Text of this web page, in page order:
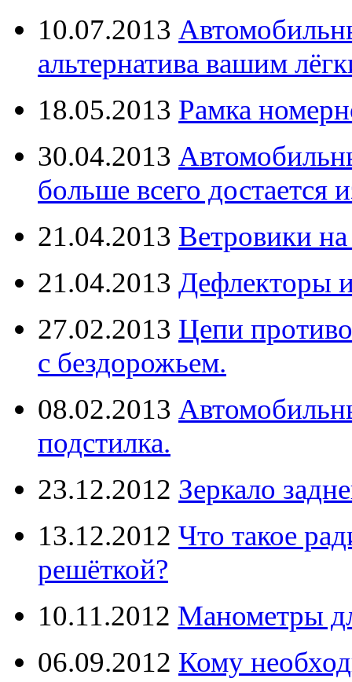
10.07.2013
альтернатива вашим
18.05.2013 Рамка
30.04.2013
больше всего достается
21.04.2013 Ветровики
21.04.2013 Дефлекторы
27.02.2013 Цепи
с бездорожьем.
08.02.2013
подстилка.
23.12.2012 Зеркало
13.12.2012 Что такое
решёткой?
10.11.2012 Манометры
06.09.2012 Кому